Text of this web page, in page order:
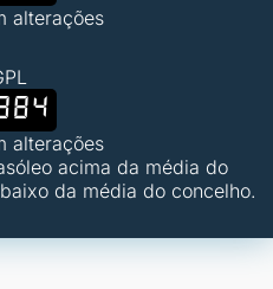
alterações
alterações
acima da média do
da média do concelho.